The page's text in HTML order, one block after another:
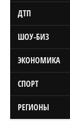
ДТП
ШОУ-БИЗ
ЭКОНОМИКА
СПОРТ
РЕГИОНЫ